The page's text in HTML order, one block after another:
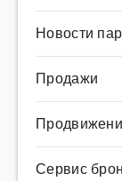
Новости
Продажи
Сервис